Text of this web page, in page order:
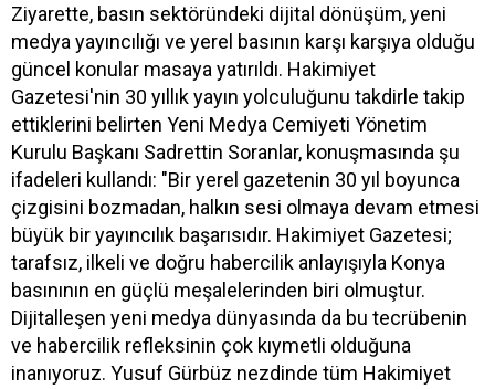
Ziyarette, basın sektöründeki dijital dönüşüm, yeni
medya yayıncılığı ve yerel basının karşı karşıya olduğu
güncel konular masaya yatırıldı. Hakimiyet
Gazetesi'nin 30 yıllık yayın yolculuğunu takdirle takip
ettiklerini belirten Yeni Medya Cemiyeti Yönetim
Kurulu Başkanı Sadrettin Soranlar, konuşmasında şu
ifadeleri kullandı: "Bir yerel gazetenin 30 yıl boyunca
çizgisini bozmadan, halkın sesi olmaya devam etmesi
büyük bir yayıncılık başarısıdır. Hakimiyet Gazetesi;
tarafsız, ilkeli ve doğru habercilik anlayışıyla Konya
basınının en güçlü meşalelerinden biri olmuştur.
Dijitalleşen yeni medya dünyasında da bu tecrübenin
ve habercilik refleksinin çok kıymetli olduğuna
inanıyoruz. Yusuf Gürbüz nezdinde tüm Hakimiyet